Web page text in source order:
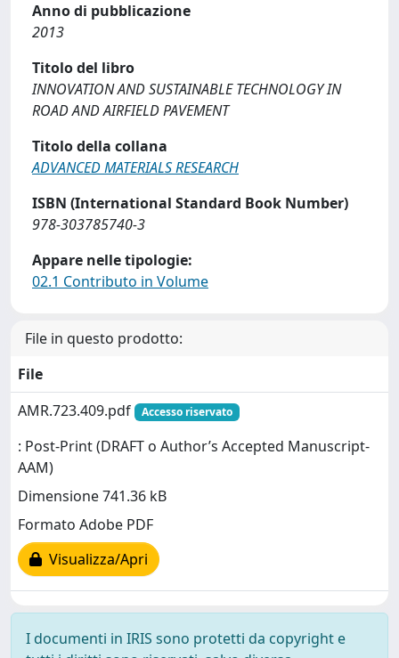
Anno di pubblicazione
2013
Titolo del libro
INNOVATION AND SUSTAINABLE TECHNOLOGY IN
ROAD AND AIRFIELD PAVEMENT
Titolo della collana
ADVANCED MATERIALS RESEARCH
ISBN (International Standard Book Number)
978-303785740-3
Appare nelle tipologie:
02.1 Contributo in Volume
File in questo prodotto:
File
AMR.723.409.pdf
Accesso riservato
: Post-Print (DRAFT o Author’s Accepted Manuscript-
AAM)
Dimensione 741.36 kB
Formato Adobe PDF
Visualizza/Apri
I documenti in IRIS sono protetti da copyright e